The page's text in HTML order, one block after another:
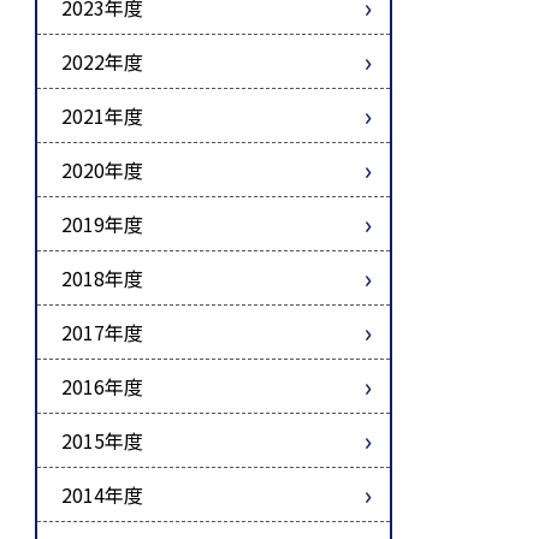
2023年度
2022年度
2021年度
2020年度
2019年度
2018年度
2017年度
2016年度
2015年度
2014年度